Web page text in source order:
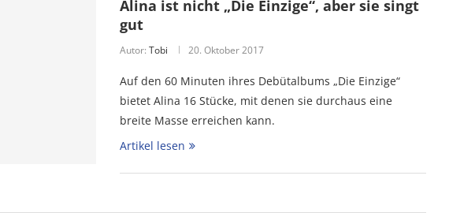
Alina ist nicht „Die Einzige“, aber sie singt
gut
Autor: Tobi 20. Oktober 2017
Auf den 60 Minuten ihres Debütalbums „Die Einzige“
bietet Alina 16 Stücke, mit denen sie durchaus eine
breite Masse erreichen kann.
Artikel lesen